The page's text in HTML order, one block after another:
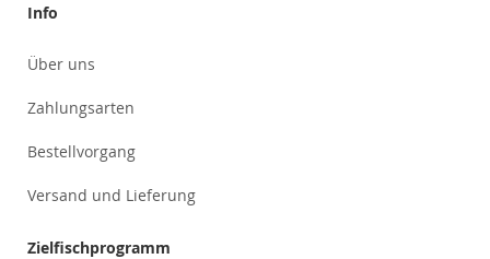
Info
Über uns
Zahlungsarten
Bestellvorgang
Versand und Lieferung
Zielfischprogramm